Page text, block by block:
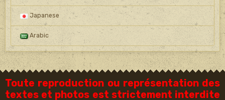
Japanese
Arabic
Toute reproduction ou représentation des
textes et photos est strictement interdite